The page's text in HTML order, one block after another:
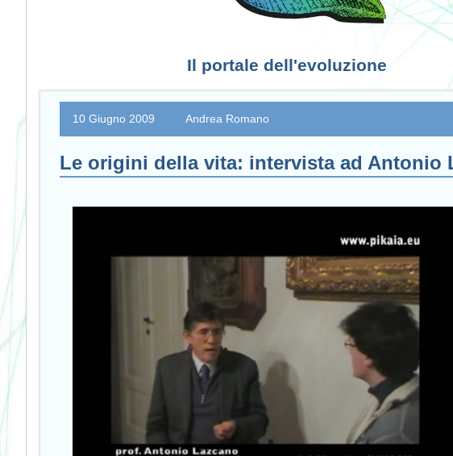
Il portale dell'evoluzione
10 Giugno 2009 Andrea Romano
Le origini della vita: intervista ad Antonio